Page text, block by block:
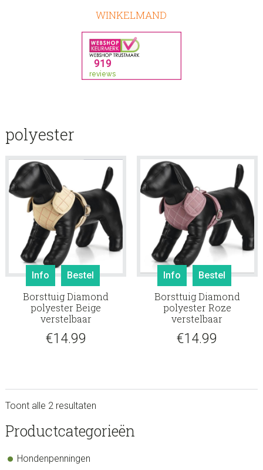
WINKELMAND
polyester
Info Bestel
Borsttuig Diamond
polyester Beige
verstelbaar
€14.99
Info Bestel
Borsttuig Diamond
polyester Roze
verstelbaar
€14.99
Toont alle 2 resultaten
sidebar
Store
Productcategorieën
Hondenpenningen